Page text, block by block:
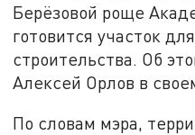
Берёзовой роще
готовится участок
строительства. Об
Алексей Орлов в
По словам мэра,